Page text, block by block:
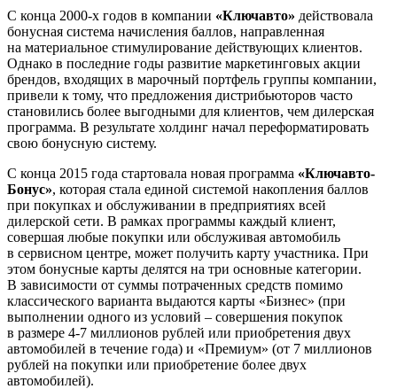
С конца 2000-х годов в компании «Ключавто» действовала
бонусная система начисления баллов, направленная
на материальное стимулирование действующих клиентов.
Однако в последние годы развитие маркетинговых акции
брендов, входящих в марочный портфель группы компании,
привели к тому, что предложения дистрибьюторов часто
становились более выгодными для клиентов, чем дилерская
программа. В результате холдинг начал переформатировать
свою бонусную систему.
С конца 2015 года стартовала новая программа «Ключавто-
Бонус», которая стала единой системой накопления баллов
при покупках и обслуживании в предприятиях всей
дилерской сети. В рамках программы каждый клиент,
совершая любые покупки или обслуживая автомобиль
в сервисном центре, может получить карту участника. При
этом бонусные карты делятся на три основные категории.
В зависимости от суммы потраченных средств помимо
классического варианта выдаются карты «Бизнес» (при
выполнении одного из условий – совершения покупок
в размере 4-7 миллионов рублей или приобретения двух
автомобилей в течение года) и «Премиум» (от 7 миллионов
рублей на покупки или приобретение более двух
автомобилей).